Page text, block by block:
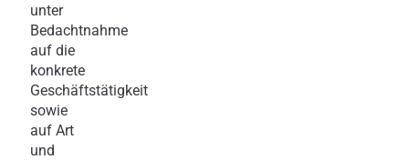
unter
Bedachtnahme
auf die
konkrete
Geschäftstätigkeit
sowie
auf Art
und